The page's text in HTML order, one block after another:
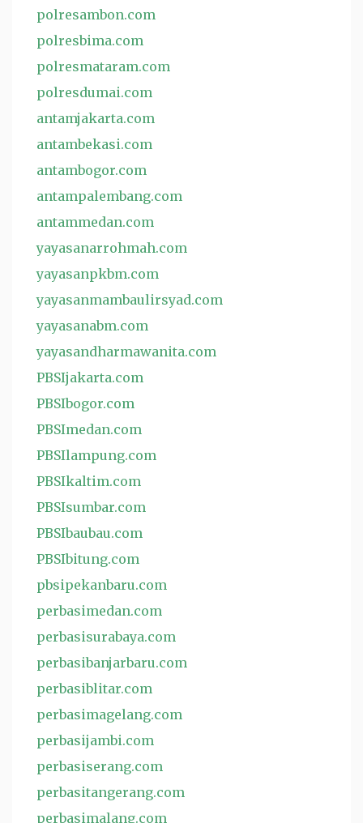
polresambon.com
polresbima.com
polresmataram.com
polresdumai.com
antamjakarta.com
antambekasi.com
antambogor.com
antampalembang.com
antammedan.com
yayasanarrohmah.com
yayasanpkbm.com
yayasanmambaulirsyad.com
yayasanabm.com
yayasandharmawanita.com
PBSIjakarta.com
PBSIbogor.com
PBSImedan.com
PBSIlampung.com
PBSIkaltim.com
PBSIsumbar.com
PBSIbaubau.com
PBSIbitung.com
pbsipekanbaru.com
perbasimedan.com
perbasisurabaya.com
perbasibanjarbaru.com
perbasiblitar.com
perbasimagelang.com
perbasijambi.com
perbasiserang.com
perbasitangerang.com
perbasimalang.com